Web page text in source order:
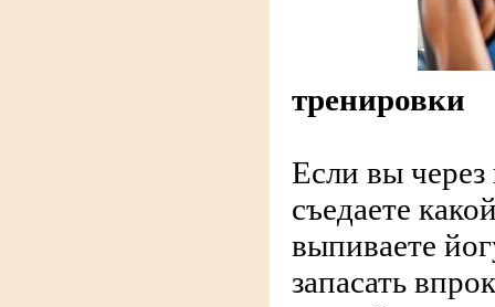
тренировки
Если вы
съедаете
выпиваете
запасать